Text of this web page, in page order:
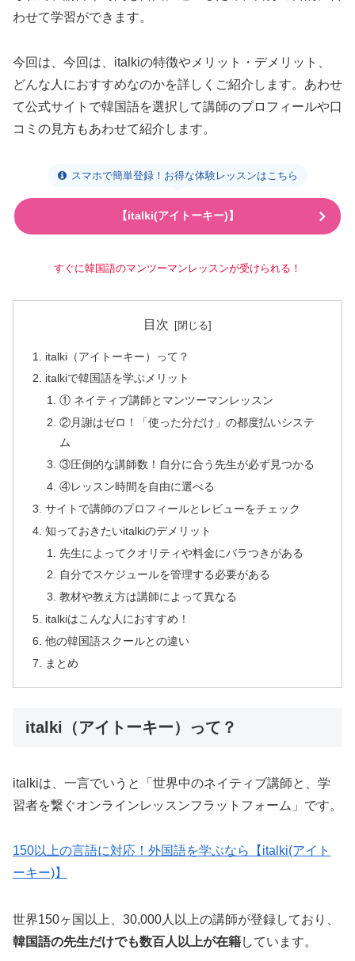
わせて学習ができます。
今回は、今回は、italkiの特徴やメリット・デメリット、
どんな人におすすめなのかを詳しくご紹介します。あわせ
て公式サイトで韓国語を選択して講師のプロフィールや口
コミの見方もあわせて紹介します。
スマホで簡単登録！お得な体験レッスンはこちら
【italki(アイトーキー)】
すぐに韓国語のマンツーマンレッスンが受けられる！
目次
italki（アイトーキー）って？
italkiで韓国語を学ぶメリット
① ネイティブ講師とマンツーマンレッスン
②月謝はゼロ！「使った分だけ」の都度払いシステ
ム
③圧倒的な講師数！自分に合う先生が必ず見つかる
④レッスン時間を自由に選べる
サイトで講師のプロフィールとレビューをチェック
知っておきたいitalkiのデメリット
先生によってクオリティや料金にバラつきがある
自分でスケジュールを管理する必要がある
教材や教え方は講師によって異なる
italkiはこんな人におすすめ！
他の韓国語スクールとの違い
まとめ
italki（アイトーキー）って？
italkiは、一言でいうと「世界中のネイティブ講師と、学
習者を繋ぐオンラインレッスンフラットフォーム」です。
150以上の言語に対応！外国語を学ぶなら【italki(アイト
ーキー)】
世界150ヶ国以上、30,000人以上の講師が登録しており、
韓国語の先生だけでも数百人以上が在籍しています。